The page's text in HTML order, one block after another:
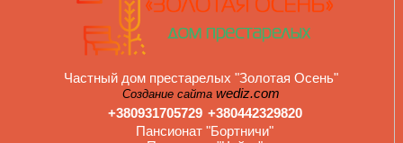
Частный дом престарелых "Золотая Осень"
Создание сайта wediz.com
+380931705729 +380442329820
Пансионат "Бортничи"